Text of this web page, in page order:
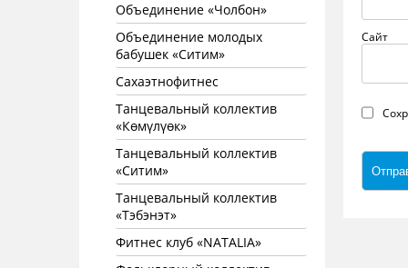
Объединение «Чолбон»
Объединение молодых
бабушек «Ситим»
Сахаэтнофитнес
Танцевальный коллектив
«Көмүлүөк»
Танцевальный коллектив
«Ситим»
Танцевальный коллектив
«Тэбэнэт»
Фитнес клуб «NATALIA»
Сайт